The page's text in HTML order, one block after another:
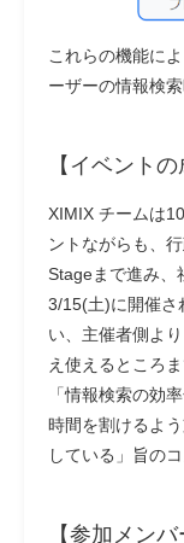
これらの機能に
ーザーの情報検
【イベントの
XIMIX チームは
ントながらも、
Stageまで進み、
3/15(土)に開催さ
い、主催者側よ
え使えるところ
「情報検索の効
時間を割けるよ
している」旨の
【参加メン